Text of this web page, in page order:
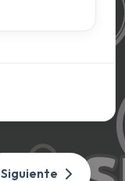
Siguiente